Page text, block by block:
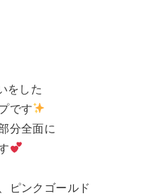
をした
です
分全面に
ピンクゴールド